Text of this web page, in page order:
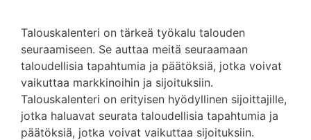
Talouskalenteri on tärkeä työkalu talouden
seuraamiseen. Se auttaa meitä seuraamaan
taloudellisia tapahtumia ja päätöksiä, jotka voivat
vaikuttaa markkinoihin ja sijoituksiin.
Talouskalenteri on erityisen hyödyllinen sijoittajille,
jotka haluavat seurata taloudellisia tapahtumia ja
päätöksiä, jotka voivat vaikuttaa sijoituksiin.